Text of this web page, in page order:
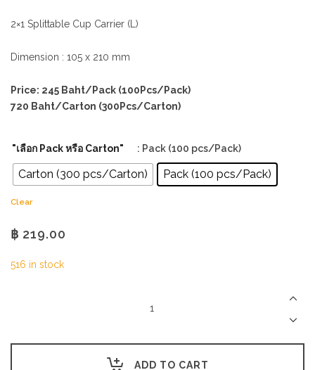
2×1 Splittable Cup Carrier (L)
Dimension : 105 x 210 mm
Price: 245 Baht/Pack (100Pcs/Pack)
720 Baht/Carton (300Pcs/Carton)
"เลือก Pack หรือ Carton" : Pack (100 pcs/Pack)
Carton (300 pcs/Carton) Pack (100 pcs/Pack)
Clear
฿ 219.00
516 in stock
ADD TO CART